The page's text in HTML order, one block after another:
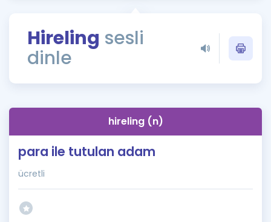
Rehberlik Aracı
ÖSYM Sınav Takvimi
İngilizce Gramer
Hireling sesli
dinle
hireling (n)
para ile tutulan adam
ücretli